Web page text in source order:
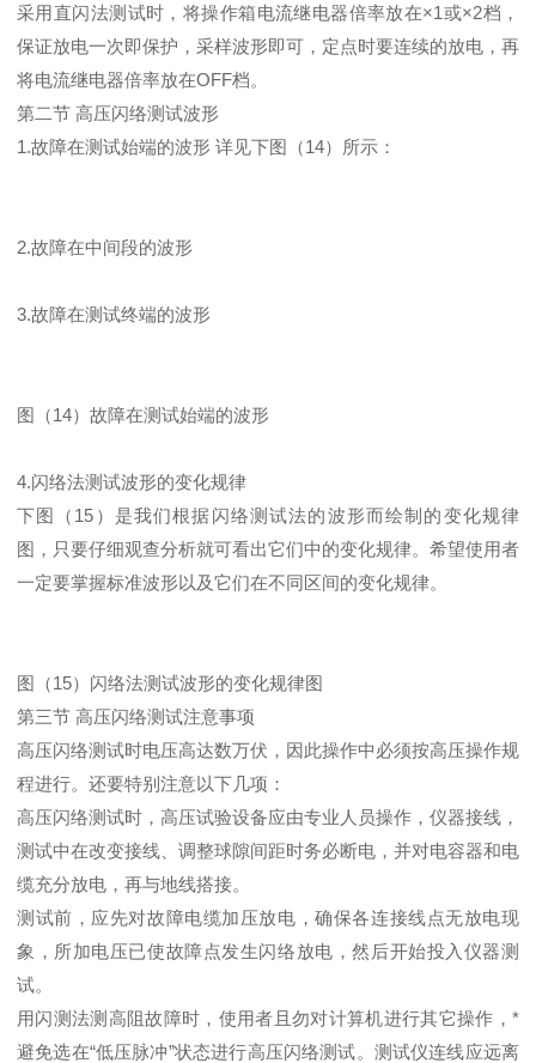
采用直闪法测试时，将操作箱电流继电器倍率放在×1或×2档，
保证放电一次即保护，采样波形即可，定点时要连续的放电，再
将电流继电器倍率放在OFF档。
第二节 高压闪络测试波形
1.故障在测试始端的波形 详见下图（14）所示：
2.故障在中间段的波形
3.故障在测试终端的波形
图（14）故障在测试始端的波形
4.闪络法测试波形的变化规律
下图（15）是我们根据闪络测试法的波形而绘制的变化规律
图，只要仔细观查分析就可看出它们中的变化规律。希望使用者
一定要掌握标准波形以及它们在不同区间的变化规律。
图（15）闪络法测试波形的变化规律图
第三节 高压闪络测试注意事项
高压闪络测试时电压高达数万伏，因此操作中必须按高压操作规
程进行。还要特别注意以下几项：
高压闪络测试时，高压试验设备应由专业人员操作，仪器接线，
测试中在改变接线、调整球隙间距时务必断电，并对电容器和电
缆充分放电，再与地线搭接。
测试前，应先对故障电缆加压放电，确保各连接线点无放电现
象，所加电压已使故障点发生闪络放电，然后开始投入仪器测
试。
用闪测法测高阻故障时，使用者且勿对计算机进行其它操作，*
避免选在“低压脉冲”状态进行高压闪络测试。测试仪连线应远离